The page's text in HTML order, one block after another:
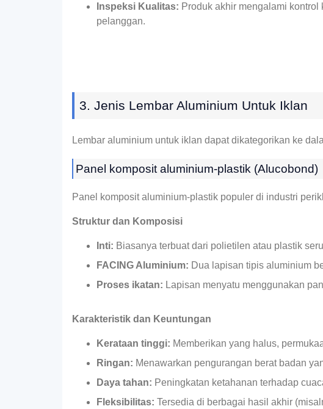
Inspeksi Kualitas: Produk akhir mengalami
pelanggan.
3. Jenis Lembar Aluminium Untuk Iklan
Lembar aluminium untuk iklan dapat dikategorikan ke
Panel komposit aluminium-plastik (Alucobond)
Panel komposit aluminium-plastik populer di industri
Struktur dan Komposisi
Inti: Biasanya terbuat dari polietilen atau plastik
FACING Aluminium: Dua lapisan tipis aluminium
Proses ikatan: Lapisan menyatu menggunakan
Karakteristik dan Keuntungan
Kerataan tinggi: Memberikan yang halus,
Ringan: Menawarkan pengurangan berat badan
Daya tahan: Peningkatan ketahanan terhadap
Fleksibilitas: Tersedia di berbagai hasil akhir